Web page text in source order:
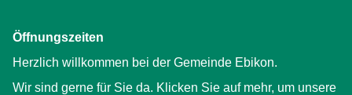
Öffnungszeiten
Herzlich willkommen bei der Gemeinde Ebikon.
Wir sind gerne für Sie da. Klicken Sie auf mehr, um unsere